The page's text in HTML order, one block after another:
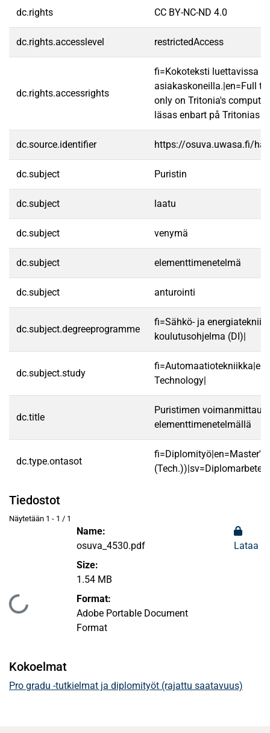
dc.rights CC BY-NC-ND 4.0
dc.rights.accesslevel restrictedAccess
dc.rights.accessrights
fi=Kokoteksti luettavissa
asiakaskoneilla.|en=Full
only on Tritonia's
läsas enbart på Tritonias
dc.source.identifier https://osuva.uwasa.fi/
dc.subject Puristin
dc.subject laatu
dc.subject venymä
dc.subject elementtimenetelmä
dc.subject anturointi
dc.subject.degreeprogramme
fi=Sähkö- ja
koulutusohjelma (DI)|
dc.subject.study
Technology|
dc.title
Puristimen
elementtimenetelmällä
dc.type.ontasot
fi=Diplomityö|en=Master's
(Tech.))|sv=Diplomarbete|
Tiedostot
Näytetään 1 - 1 / 1
Ladataan...
Name:
osuva_4530.pdf
Size:
1.54 MB
Format:
Adobe Portable Document
Format
Lataa
Kokoelmat
Pro gradu -tutkielmat ja diplomityöt (rajattu saatavuus)